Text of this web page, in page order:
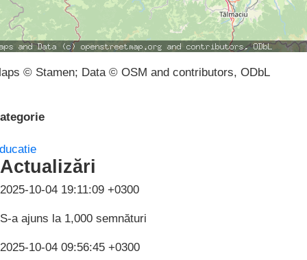
© Stamen; Data © OSM and contributors, ODbL
Actualizări
2025-10-04 19:11:09 +0300
S-a ajuns la 1,000 semnături
2025-10-04 09:56:45 +0300